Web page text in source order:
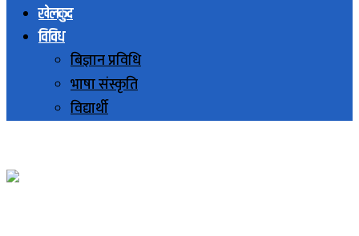
खेलकुद
विविध
बिज्ञान प्रविधि
भाषा संस्कृति
विद्यार्थी